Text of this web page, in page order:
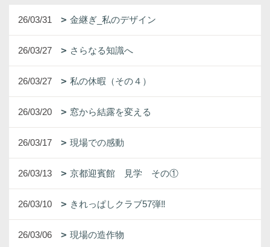
26/03/31 金継ぎ_私のデザイン
26/03/27 さらなる知識へ
26/03/27 私の休暇（その４）
26/03/20 窓から結露を変える
26/03/17 現場での感動
26/03/13 京都迎賓館 見学 その①
26/03/10 きれっぱしクラブ57弾‼
26/03/06 現場の造作物